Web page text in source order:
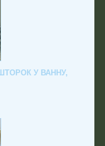
У ВАННУ,